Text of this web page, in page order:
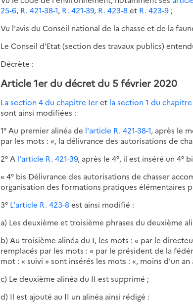
25-6, R. 421-38-1, R. 421-39, R. 423-8et R. 423-9 ;
Vu l'avis du Conseil national de la chasse et de la
Le Conseil d'Etat (section des travaux publics)
Décrète :
Article 1er du décret du 5 février 2020
La section 4 du chapitre Ieret la section 1 du
sont ainsi modifiées :
1° Au premier alinéa de l'article R. 421-38-1, après le
par les mots : «, la délivrance des autorisations de
2° A l'article R. 421-39, après le 4°, il est inséré un 4°
« 4° bis Délivrance des autorisations de chasser
organisation des formations pratiques élémentaires
3° L'article R. 423-8est ainsi modifié :
a) Les deuxième et troisième phrases du deuxième
b) Au troisième alinéa du I, les mots : « par le
remplacés par les mots : « par le président de la
mot : « suivi » sont insérés les mots : «, moins d'un an
c) Le deuxième alinéa du II est supprimé ;
d) Il est ajouté au II un alinéa ainsi rédigé :